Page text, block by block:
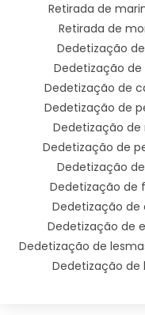
Retirada de
Retirada de
Dedetização
Dedetização
Dedetização de
Dedetização de
Dedetização de
Dedetização de
Dedetização
Dedetização de
Dedetização de
Dedetização de
Dedetização de
Dedetização de